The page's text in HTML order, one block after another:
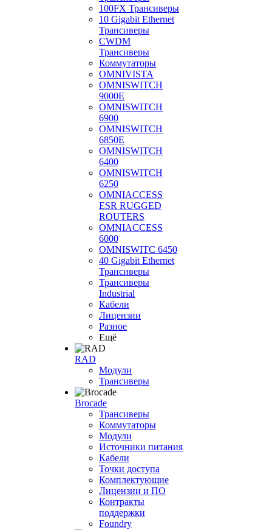
100FX Трансиверы
10 Gigabit Ethernet
Трансиверы
CWDM
Трансиверы
Коммутаторы
OMNIVISTA
OMNISWITCH
9000E
OMNISWITCH
6900
OMNISWITCH
6850E
OMNISWITCH
6400
OMNISWITCH
6250
OMNIACCESS
ESR RUGGED
ROUTERS
OMNIACCESS
6000
OMNISWITC 6450
40 Gigabit Ethernet
Трансиверы
Трансиверы
Industrial
Кабели
Лицензии
Разное
Ещё
RAD
Модули
Трансиверы
Brocade
Трансиверы
Коммутаторы
Модули
Источники питания
Кабели
Точки доступа
Комплектующие
Лицензии и ПО
Контракты
поддержки
Foundry